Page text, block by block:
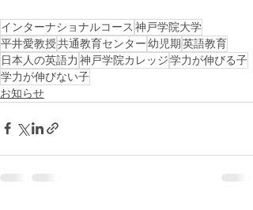
インターナショナルコース 神戸学院大学
平井愛教授共通教育センター幼児期英語教育
日本人の英語力 神戸学院カレッジ学力が伸びる子
学力が伸びない子
お知らせ